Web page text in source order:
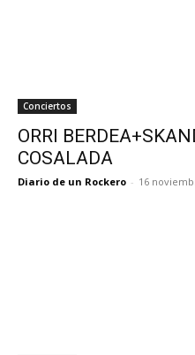
Conciertos
ORRI
COSALADA
Diario de un Rockero - 16